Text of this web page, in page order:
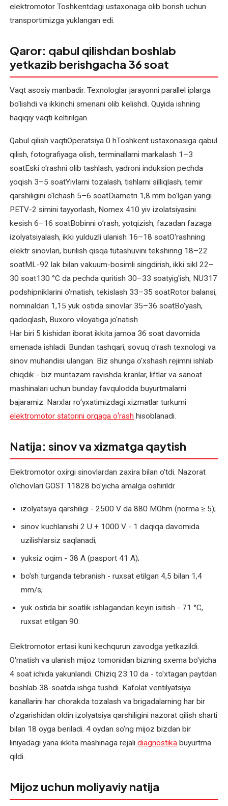
ta'mirlash
(mahalliy
xorijiy)
elektromotorlarini
qayta
o'rash
O'zgaruvchan
tok
elektromotorlarini
qayta
o'rash
Payvand
transformatorlari
uskunalarini
ta'mirlash
Sanoat
elektromotorlarini
ta'mirlash
Texnik
ko'rsatish
Tortish
motorlarini
Transformator
podstansiyasini
Transformatorlarni
o'rash
—
yangisini
sotib
olishga
muqobil
Transformatorlarni
ta'mirlash
Uch
fazali
elektromotorni
qayta
o'rash
Val
podshipnik
elektromotor Toshkentdagi ustaxonaga olib borish uchun
transportimizga yuklangan edi.
Qaror: qabul qilishdan boshlab
yetkazib berishgacha 36 soat
Vaqt asosiy manbadir. Texnologlar jarayonni parallel iplarga
bo'lishdi va ikkinchi smenani olib kelishdi. Quyida ishning
haqiqiy vaqti keltirilgan.
Qabul qilish vaqtiOperatsiya 0 hToshkent ustaxonasiga qabul
qilish, fotografiyaga olish, terminallarni markalash 1–3
soatEski o'rashni olib tashlash, yadroni induksion pechda
yoqish 3–5 soatYivlarni tozalash, tishlarni silliqlash, temir
qarshiligini o'lchash 5–6 soatDiametri 1,8 mm bo'lgan yangi
PETV-2 simini tayyorlash, Nomex 410 yiv izolatsiyasini
kesish 6–16 soatBobinni oʻrash, yotqizish, fazadan fazaga
izolyatsiyalash, ikki yulduzli ulanish 16–18 soatO‘rashning
elektr sinovlari, burilish qisqa tutashuvini tekshiring 18–22
soatML-92 lak bilan vakuum-bosimli singdirish, ikki sikl 22–
30 soat130 °C da pechda quritish 30–33 soatyig'ish, NU317
podshipniklarini o'rnatish, tekislash 33–35 soatRotor balansi,
nominaldan 1,15 yuk ostida sinovlar 35–36 soatBo'yash,
qadoqlash, Buxoro viloyatiga jo'natish
Har biri 5 kishidan iborat ikkita jamoa 36 soat davomida
smenada ishladi. Bundan tashqari, sovuq o'rash texnologi va
sinov muhandisi ulangan. Biz shunga o'xshash rejimni ishlab
chiqdik - biz muntazam ravishda kranlar, liftlar va sanoat
mashinalari uchun bunday favqulodda buyurtmalarni
bajaramiz. Narxlar roʻyxatimizdagi xizmatlar turkumi
elektromotor statorini orqaga oʻrash hisoblanadi.
Natija: sinov va xizmatga qaytish
Elektromotor oxirgi sinovlardan zaxira bilan o'tdi. Nazorat
o'lchovlari GOST 11828 bo'yicha amalga oshirildi:
izolyatsiya qarshiligi - 2500 V da 880 MOhm (norma ≥ 5);
sinov kuchlanishi 2 U + 1000 V - 1 daqiqa davomida
uzilishlarsiz saqlanadi;
yuksiz oqim - 38 A (pasport 41 A);
bo'sh turganda tebranish - ruxsat etilgan 4,5 bilan 1,4
mm/s;
yuk ostida bir soatlik ishlagandan keyin isitish - 71 °C,
ruxsat etilgan 90.
Elektromotor ertasi kuni kechqurun zavodga yetkazildi.
O'rnatish va ulanish mijoz tomonidan bizning sxema bo'yicha
4 soat ichida yakunlandi. Chiziq 23:10 da - to'xtagan paytdan
boshlab 38-soatda ishga tushdi. Kafolat ventilyatsiya
kanallarini har chorakda tozalash va brigadalarning har bir
o'zgarishidan oldin izolyatsiya qarshiligini nazorat qilish sharti
bilan 18 oyga beriladi. 4 oydan so‘ng mijoz bizdan bir
liniyadagi yana ikkita mashinaga rejali diagnostika buyurtma
qildi.
Mijoz uchun moliyaviy natija